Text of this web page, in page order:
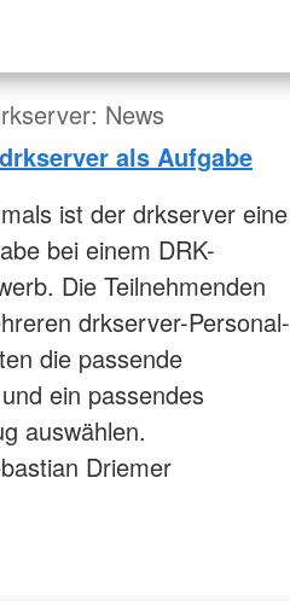
News
als Aufgabe
ist der drkserver eine
bei einem DRK-
Die Teilnehmenden
drkserver-Personal-
die passende
ein passendes
auswählen.
Driemer